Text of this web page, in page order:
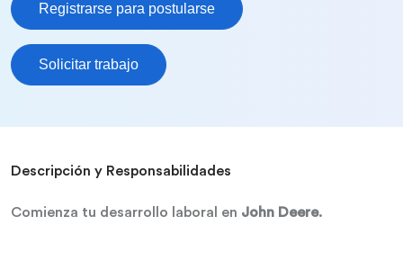
Registrarse para postularse
Solicitar trabajo
Descripción y Responsabilidades
Comienza tu desarrollo laboral en John Deere.